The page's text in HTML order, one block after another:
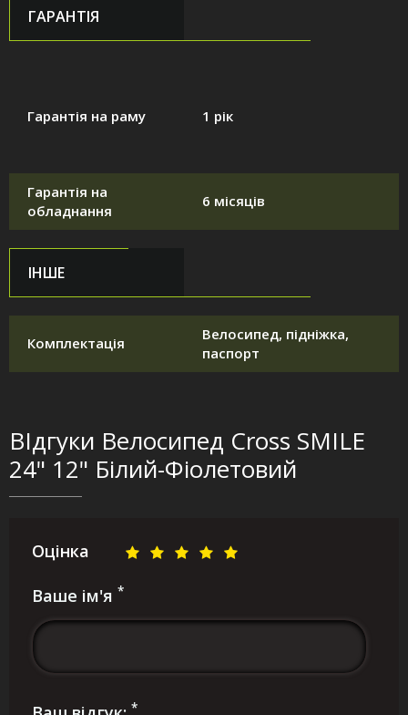
ГАРАНТІЯ
Гарантія на раму 1 рік
Гарантія на
обладнання
6 місяців
ІНШЕ
Комплектація
Велосипед, підніжка,
паспорт
ВІдгуки Велосипед Cross SMILE
24" 12" Білий-Фіолетовий
Оцінка
Ваше ім'я *
*